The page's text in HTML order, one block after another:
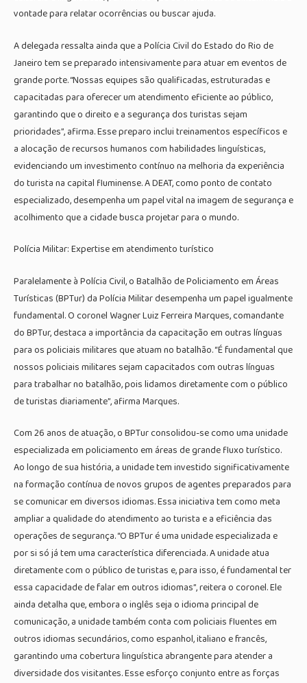
vontade para relatar ocorrências ou buscar ajuda.
A delegada ressalta ainda que a Polícia Civil do Estado do Rio de
Janeiro tem se preparado intensivamente para atuar em eventos de
grande porte. “Nossas equipes são qualificadas, estruturadas e
capacitadas para oferecer um atendimento eficiente ao público,
garantindo que o direito e a segurança dos turistas sejam
prioridades”, afirma. Esse preparo inclui treinamentos específicos e
a alocação de recursos humanos com habilidades linguísticas,
evidenciando um investimento contínuo na melhoria da experiência
do turista na capital fluminense. A DEAT, como ponto de contato
especializado, desempenha um papel vital na imagem de segurança e
acolhimento que a cidade busca projetar para o mundo.
Polícia Militar: Expertise em atendimento turístico
Paralelamente à Polícia Civil, o Batalhão de Policiamento em Áreas
Turísticas (BPTur) da Polícia Militar desempenha um papel igualmente
fundamental. O coronel Wagner Luiz Ferreira Marques, comandante
do BPTur, destaca a importância da capacitação em outras línguas
para os policiais militares que atuam no batalhão. “É fundamental que
nossos policiais militares sejam capacitados com outras línguas
para trabalhar no batalhão, pois lidamos diretamente com o público
de turistas diariamente”, afirma Marques.
Com 26 anos de atuação, o BPTur consolidou-se como uma unidade
especializada em policiamento em áreas de grande fluxo turístico.
Ao longo de sua história, a unidade tem investido significativamente
na formação contínua de novos grupos de agentes preparados para
se comunicar em diversos idiomas. Essa iniciativa tem como meta
ampliar a qualidade do atendimento ao turista e a eficiência das
operações de segurança. “O BPTur é uma unidade especializada e
por si só já tem uma característica diferenciada. A unidade atua
diretamente com o público de turistas e, para isso, é fundamental ter
essa capacidade de falar em outros idiomas”, reitera o coronel. Ele
ainda detalha que, embora o inglês seja o idioma principal de
comunicação, a unidade também conta com policiais fluentes em
outros idiomas secundários, como espanhol, italiano e francês,
garantindo uma cobertura linguística abrangente para atender a
diversidade dos visitantes. Esse esforço conjunto entre as forças